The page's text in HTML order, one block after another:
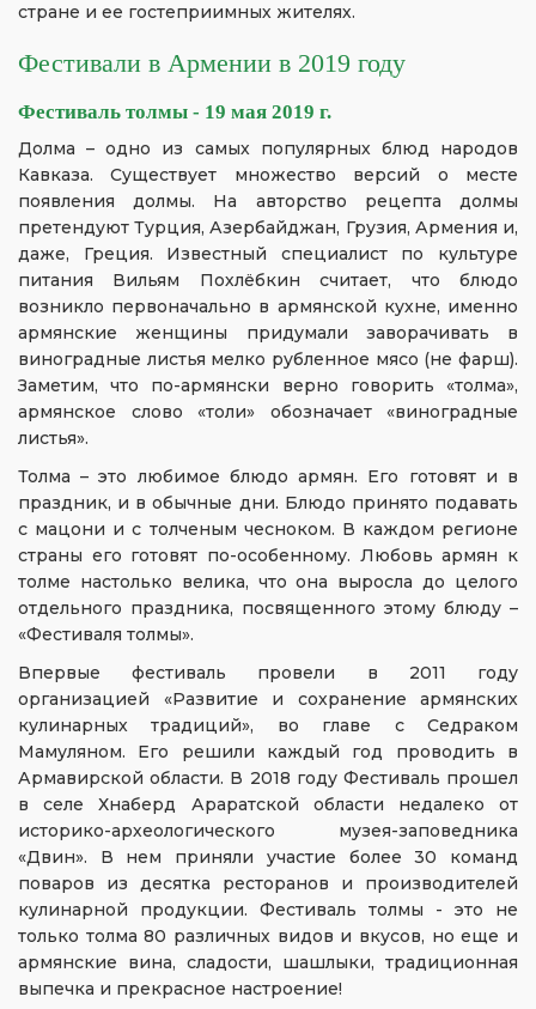
стране и ее гостеприимных жителях.
Фестивали в Армении в 2019 году
Фестиваль толмы - 19 мая 2019 г.
Долма – одно из самых популярных блюд народов
Кавказа. Существует множество версий о месте
появления долмы. На авторство рецепта долмы
претендуют Турция, Азербайджан, Грузия, Армения и,
даже, Греция. Известный специалист по культуре
питания Вильям Похлёбкин считает, что блюдо
возникло первоначально в армянской кухне, именно
армянские женщины придумали заворачивать в
виноградные листья мелко рубленное мясо (не фарш).
Заметим, что по-армянски верно говорить «толма»,
армянское слово «толи» обозначает «виноградные
листья».
Толма – это любимое блюдо армян. Его готовят и в
праздник, и в обычные дни. Блюдо принято подавать
с мацони и с толченым чесноком. В каждом регионе
страны его готовят по-особенному. Любовь армян к
толме настолько велика, что она выросла до целого
отдельного праздника, посвященного этому блюду –
«Фестиваля толмы».
Впервые фестиваль провели в 2011 году
организацией «Развитие и сохранение армянских
кулинарных традиций», во главе с Седраком
Мамуляном. Его решили каждый год проводить в
Армавирской области. В 2018 году Фестиваль прошел
в селе Хнаберд Араратской области недалеко от
историко-археологического музея-заповедника
«Двин». В нем приняли участие более 30 команд
поваров из десятка ресторанов и производителей
кулинарной продукции. Фестиваль толмы - это не
только толма 80 различных видов и вкусов, но еще и
армянские вина, сладости, шашлыки, традиционная
выпечка и прекрасное настроение!